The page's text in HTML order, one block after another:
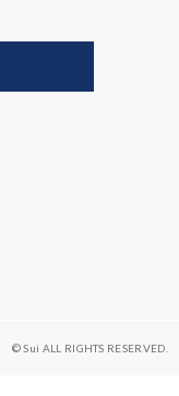
© Sui ALL RIGHTS RESERVED.